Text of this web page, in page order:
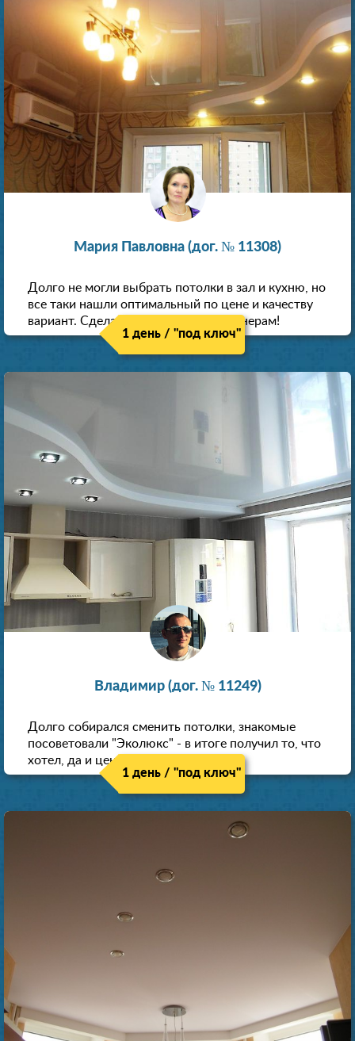
Мария Павловна (дог. № 11308)
Долго не могли выбрать потолки в зал и кухню, но
все таки нашли оптимальный по цене и качеству
вариант. Сделали скидку как пенсионерам!
1 день / "под ключ"
Владимир (дог. № 11249)
Долго собирался сменить потолки, знакомые
посоветовали "Эколюкс" - в итоге получил то, что
хотел, да и цена нормальная.
1 день / "под ключ"